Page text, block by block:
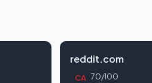
reddit.com
CA 70/100